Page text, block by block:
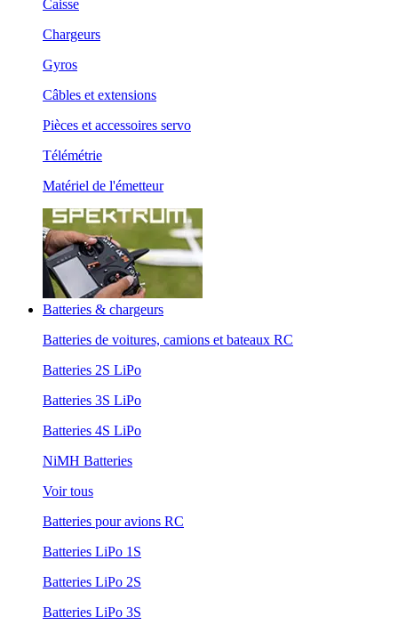
Caisse
Chargeurs
Gyros
Câbles et extensions
Pièces et accessoires servo
Télémétrie
Matériel de l'émetteur
Batteries & chargeurs
Batteries de voitures, camions et bateaux RC
Batteries 2S LiPo
Batteries 3S LiPo
Batteries 4S LiPo
NiMH Batteries
Voir tous
Batteries pour avions RC
Batteries LiPo 1S
Batteries LiPo 2S
Batteries LiPo 3S